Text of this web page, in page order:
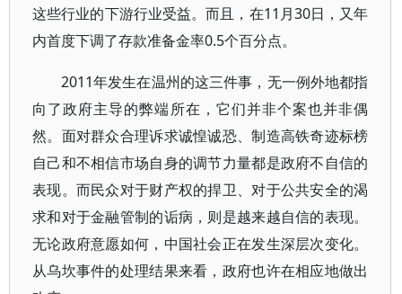
这些行业的下游行业受益。而且，在11月30日，又年
内首度下调了存款准备金率0.5个百分点。
2011年发生在温州的这三件事，无一例外地都指
向了政府主导的弊端所在，它们并非个案也并非偶
然。面对群众合理诉求诚惶诚恐、制造高铁奇迹标榜
自己和不相信市场自身的调节力量都是政府不自信的
表现。而民众对于财产权的捍卫、对于公共安全的渴
求和对于金融管制的诟病，则是越来越自信的表现。
无论政府意愿如何，中国社会正在发生深层次变化。
从乌坎事件的处理结果来看，政府也许在相应地做出